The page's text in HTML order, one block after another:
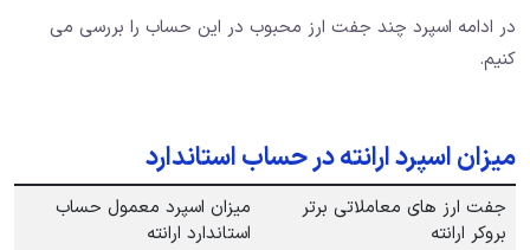
در ادامه اسپرد چند جفت ارز محبوب در این حساب را بررسی می
کنیم.
میزان اسپرد ارانته در حساب استاندارد
جفت ارز های معاملاتی برتر
بروکر ارانته
میزان اسپرد معمول حساب
استاندارد ارانته